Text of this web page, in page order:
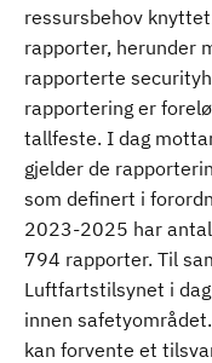
ressursbehov
rapporter, herunder
rapporterte
rapportering er
tallfeste. I dag
gjelder de
som definert i
2023-2025 har
794 rapporter. Til
Luftfartstilsynet i
innen
kan forvente et